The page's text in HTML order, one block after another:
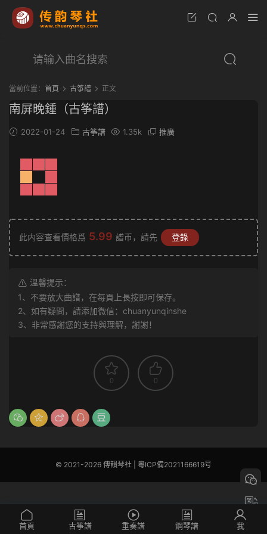
當前位置： 首頁 古筝譜 正文
南屏晚鍾（古筝譜）
2022-01-24 古筝譜 1.35k 推廣
此内容查看價格爲 5.99 譜币，請先 登錄
溫馨提示：
1、不要放大曲譜，在每頁上長按即可保存。
2、如有疑問，請添加微信：chuanyunqinshe
3、非常感謝您的支持與理解，謝謝！
0 0
© 2021-2026 傳韻琴社 | 粵ICP備2021166619号
首頁 古筝譜 重奏譜 鋼琴譜 我